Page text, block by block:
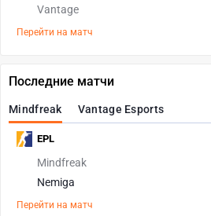
Vantage
Перейти на матч
Последние матчи
Mindfreak Vantage Esports
Mindfreak
Nemiga
Перейти на матч
EPL